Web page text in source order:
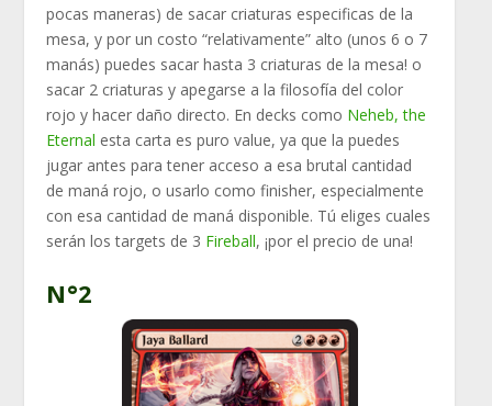
pocas maneras) de sacar criaturas especificas de la
mesa, y por un costo “relativamente” alto (unos 6 o 7
manás) puedes sacar hasta 3 criaturas de la mesa! o
sacar 2 criaturas y apegarse a la filosofía del color
rojo y hacer daño directo. En decks como Neheb, the
Eternal esta carta es puro value, ya que la puedes
jugar antes para tener acceso a esa brutal cantidad
de maná rojo, o usarlo como finisher, especialmente
con esa cantidad de maná disponible. Tú eliges cuales
serán los targets de 3 Fireball, ¡por el precio de una!
N°2